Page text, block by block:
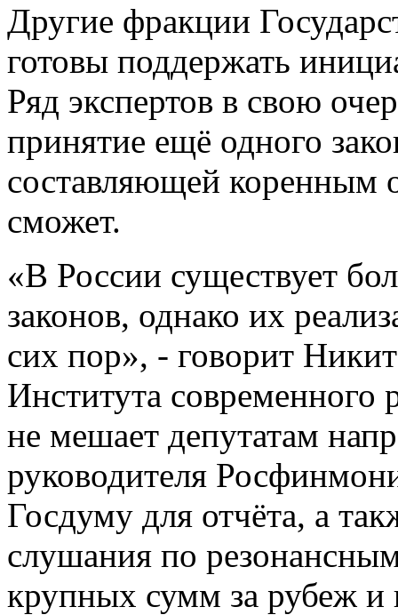
Другие фракции
готовы поддержать
Ряд экспертов в свою
принятие ещё одного
составляющей коренным
сможет.
«В России существует
законов, однако их
сих пор», - говорит
Института современного
не мешает депутатам
руководителя
Госдуму для отчёта, а
слушания по
крупных сумм за рубеж и